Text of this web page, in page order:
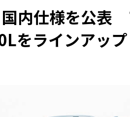
内仕様を公表
をラインアップ